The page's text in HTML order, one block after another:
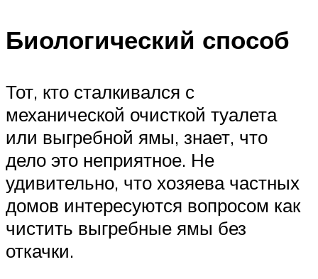
Биологический способ
Тот, кто сталкивался с
механической очисткой туалета
или выгребной ямы, знает, что
дело это неприятное. Не
удивительно, что хозяева частных
домов интересуются вопросом как
чистить выгребные ямы без
откачки.